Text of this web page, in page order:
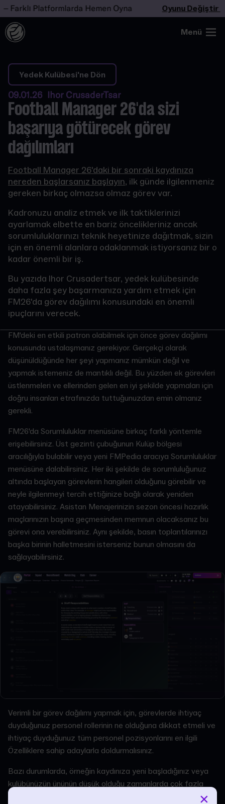
Platformlarda Hemen Oyna Oyunu Değiştir –
Menü
Yedek Kulübesi'ne Dön
09.01.26 Ihor CrusaderTsar
Football Manager 26'da sizi
başarıya götürecek görev
dağılımları
Football Manager 26'daki bir sonraki kaydınıza
nereden başlarsanız başlayın, ilk günde ilgilenmeniz
gereken birkaç olmazsa olmaz görev var.
Kadronuzu analiz etmek ve ilk taktiklerinizi
ayarlamak elbette en bariz öncelikleriniz ancak
sorumluluklarınızı teknik heyetinize dağıtmak, sizin
için en önemli alanlara odaklanmak istiyorsanız bir o
kadar önemli bir iş.
Bu yazıda Ihor Crusadertsar, yedek kulübesinde
daha fazla şey başarmanıza yardım etmek için
FM26'da görev dağılımı konusundaki en önemli
ipuçlarını verecek.
FM'deki en etkili patron olabilmek için önce görev dağılımı
konusunda ustalaşmanız gerekiyor. Gerçekçi olarak
düşünüldüğünde her şeyi yapmanız mümkün değil ve
yapmak istemeniz de mantıklı değil. Bu yüzden ek görevleri
üstlenmeleri ve ellerinden gelen en iyi şekilde yapmaları için
doğru insanları etrafınızda tuttuğunuzdan emin olmanız
gerekli.
FM26'da Sorumluluklar menüsüne birkaç farklı yöntemle
erişebilirsiniz. Üst gezinti çubuğunun Kulüp bölgesi
aracılığıyla bulabilir veya yeni FMPedia aracıya Sorumluluklar
menüsüne dalabilirsiniz. Her iki şekilde de sorumluluğunuz
altında başlayan görevlerin hangileri olduğunu görebilir ve
neyle ilgilenmeyi tercih ettiğinize bağlı olarak yeniden
atayabilirsiniz. Asistan Menajerinizin sezon öncesi hazırlık
maçlarınızın başına geçmesinden memnun olacaksanız bu
görevi ona verebilirsiniz. Aynı şekilde, basın toplantılarınızı
başka birinin halletmesini isterseniz bunun olmasını da
sağlayabilirsiniz.
Verimli bir görev dağılımı yapmak için, görevlerde ihtiyaç
duyduğunuz personel rollerinin ne olduğuna dikkat etmeli ve
ihtiyaç duyduğunuz tüm personel pozisyonlarını en ilgili
Özelliklere sahip adaylarla doldurmalısınız.
Bazı durumlarda, örneğin kaydınıza yeni başladığınız veya
kulübünüzün ününün düşük olduğu zamanlarda çok fazla
×